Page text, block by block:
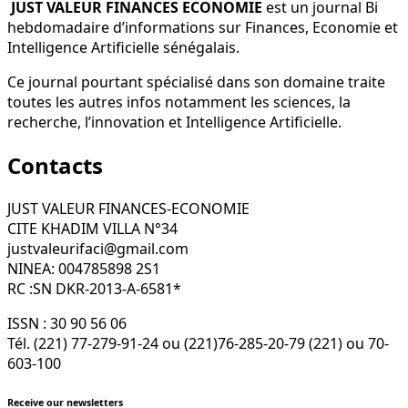
JUST VALEUR FINANCES ECONOMIE est un journal Bi
hebdomadaire d’informations sur Finances, Economie et
Intelligence Artificielle sénégalais.
Ce journal pourtant spécialisé dans son domaine traite
toutes les autres infos notamment les sciences, la
recherche, l’innovation et Intelligence Artificielle.
Contacts
JUST VALEUR FINANCES-ECONOMIE
CITE KHADIM VILLA N°34
justvaleurifaci@gmail.com
NINEA: 004785898 2S1
RC :SN DKR-2013-A-6581*
ISSN : 30 90 56 06
Tél. (221) 77-279-91-24 ou (221)76-285-20-79 (221) ou 70-
603-100
Receive our newsletters